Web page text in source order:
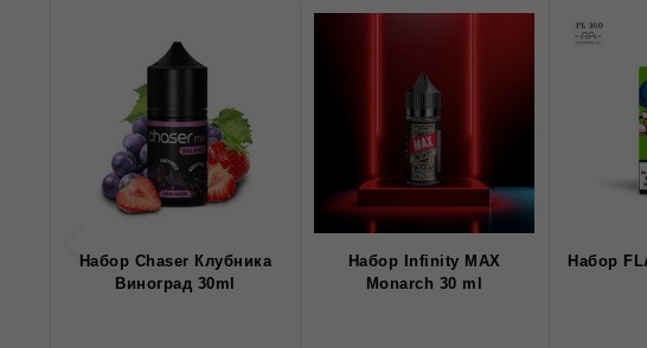
Набор Chaser Клубника
Виноград 30ml
Набор Infinity MAX
Monarch 30 ml
Набор